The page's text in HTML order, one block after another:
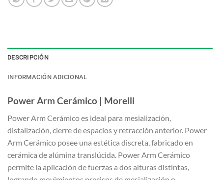
DESCRIPCIÓN
INFORMACIÓN ADICIONAL
Power Arm Cerámico | Morelli
Power Arm Cerámico es ideal para mesialización,
distalización, cierre de espacios y retracción anterior. Power
Arm Cerámico posee una estética discreta, fabricado en
cerámica de alúmina translúcida. Power Arm Cerámico
permite la aplicación de fuerzas a dos alturas distintas,